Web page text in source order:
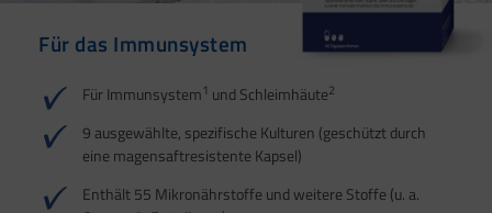
Für das Immunsystem
Für Immunsystem1 und Schleimhäute2
9 ausgewählte, spezifische Kulturen (geschützt durch
eine magensaftresistente Kapsel)
Enthält 55 Mikronährstoffe und weitere Stoffe (u. a.
Für Haut, Haare und
4
Für Ihre natürliche